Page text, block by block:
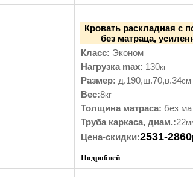
Кровать раскладная с
без матраца,
Класс: Эконом
Нагрузка max: 130кг
Размер: д.190,ш.70,в.34см
Вес:8кг
Толщина матраса: без
Труба каркаса, диам.:22
Цена-скидки:2531-2860
Подробней